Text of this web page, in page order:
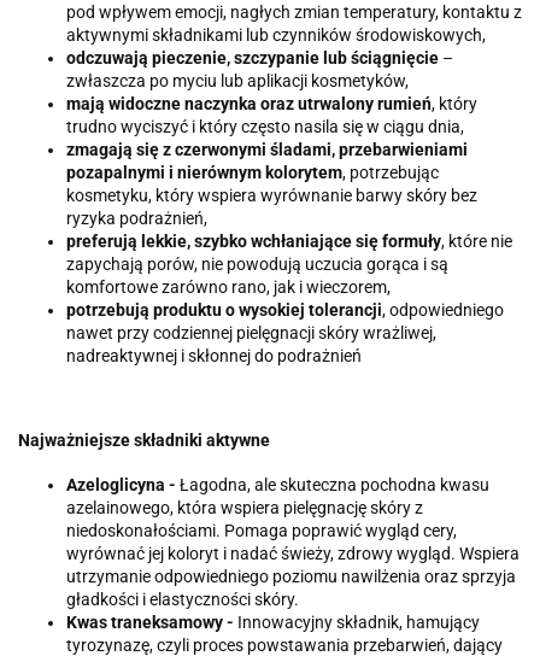
pod wpływem emocji, nagłych zmian temperatury, kontaktu z
aktywnymi składnikami lub czynników środowiskowych,
odczuwają pieczenie, szczypanie lub ściągnięcie –
zwłaszcza po myciu lub aplikacji kosmetyków,
mają widoczne naczynka oraz utrwalony rumień, który
trudno wyciszyć i który często nasila się w ciągu dnia,
zmagają się z czerwonymi śladami, przebarwieniami
pozapalnymi i nierównym kolorytem, potrzebując
kosmetyku, który wspiera wyrównanie barwy skóry bez
ryzyka podrażnień,
preferują lekkie, szybko wchłaniające się formuły, które nie
zapychają porów, nie powodują uczucia gorąca i są
komfortowe zarówno rano, jak i wieczorem,
potrzebują produktu o wysokiej tolerancji, odpowiedniego
nawet przy codziennej pielęgnacji skóry wrażliwej,
nadreaktywnej i skłonnej do podrażnień
Najważniejsze składniki aktywne
Azeloglicyna - Łagodna, ale skuteczna pochodna kwasu
azelainowego, która wspiera pielęgnację skóry z
niedoskonałościami. Pomaga poprawić wygląd cery,
wyrównać jej koloryt i nadać świeży, zdrowy wygląd. Wspiera
utrzymanie odpowiedniego poziomu nawilżenia oraz sprzyja
gładkości i elastyczności skóry.
Kwas traneksamowy - Innowacyjny składnik, hamujący
tyrozynazę, czyli proces powstawania przebarwień, dający